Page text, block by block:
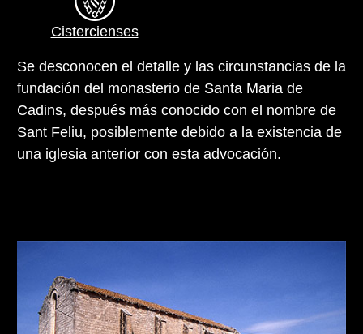
Cistercienses
Se desconocen el detalle y las circunstancias de la
fundación del monasterio de Santa Maria de
Cadins, después más conocido con el nombre de
Sant Feliu, posiblemente debido a la existencia de
una iglesia anterior con esta advocación.